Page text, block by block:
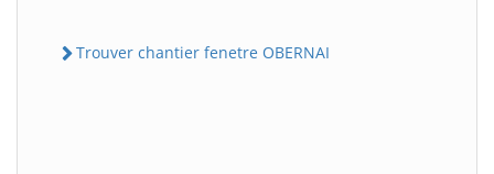
Trouver chantier fenetre OBERNAI